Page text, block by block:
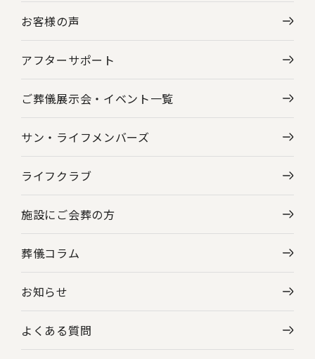
東京都の葬儀場・斎場一覧
お客様の声
アフターサポート
ご葬儀展示会・ イベント一覧
サン・ライフメンバーズ
ライフクラブ
施設にご会葬の方
葬儀コラム
お知らせ
よくある質問